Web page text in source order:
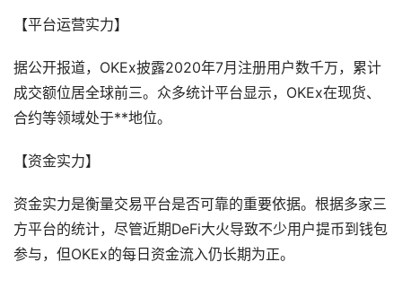
【平台运营实力】
据公开报道，OKEx披露2020年7月注册用户数千万，累计
成交额位居全球前三。众多统计平台显示，OKEx在现货、
合约等领域处于**地位。
【资金实力】
资金实力是衡量交易平台是否可靠的重要依据。根据多家三
方平台的统计，尽管近期DeFi大火导致不少用户提币到钱包
参与，但OKEx的每日资金流入仍长期为正。